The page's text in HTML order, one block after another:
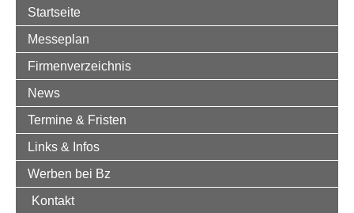
Startseite
Messeplan
Firmenverzeichnis
News
Termine & Fristen
Links & Infos
Werben bei Bz
Kontakt